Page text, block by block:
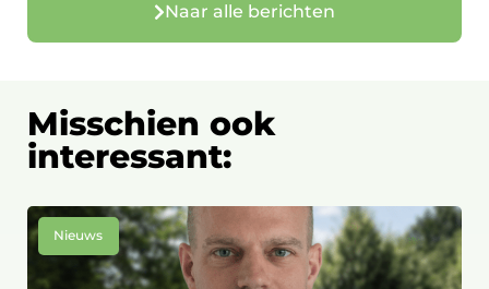
Naar alle berichten
Misschien ook
interessant:
Nieuws